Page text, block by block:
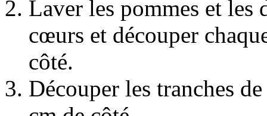
Laver les pommes et les
cœurs et découper
côté.
Découper les tranches